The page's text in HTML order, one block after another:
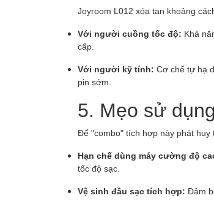
Joyroom L012 xóa tan khoảng
Với người cuồng tốc độ: Khả
cấp.
Với người kỹ tính: Cơ chế tự hạ
pin sớm.
5. Mẹo sử
Để "combo" tích hợp này phát
Hạn chế dùng máy cường độ
tốc độ sạc.
Vệ sinh đầu sạc tích hợp: Đảm